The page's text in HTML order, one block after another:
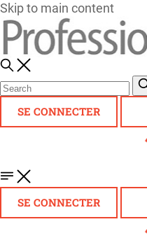
Skip to main content
SE CONNECTER
SE CONNECTER